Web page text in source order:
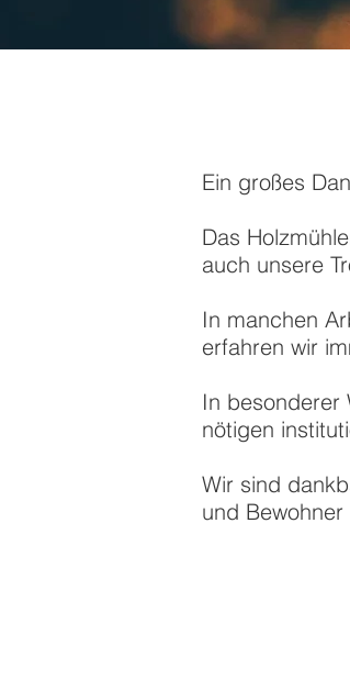
Ein großes
Das
auch unsere
In manchen
erfahren wir
In besonderer
nötigen
Wir sind
und